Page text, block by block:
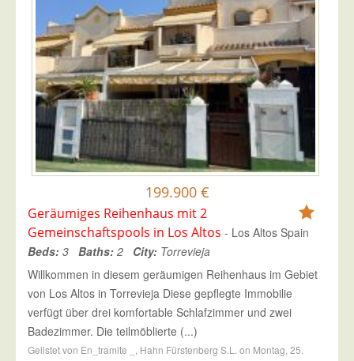
199.900 €
Geräumiges Reihenhaus mit 2
Gemeinschaftspools in Los Altos - Los Altos Spain
Beds: 3 Baths: 2 City: Torrevieja
Willkommen in diesem geräumigen Reihenhaus im Gebiet
von Los Altos in Torrevieja Diese gepflegte Immobilie
verfügt über drei komfortable Schlafzimmer und zwei
Badezimmer. Die teilmöblierte (...)
Gelistet von En_tramite _, Hahn Fürstenberg S.L. on Montag, 25.